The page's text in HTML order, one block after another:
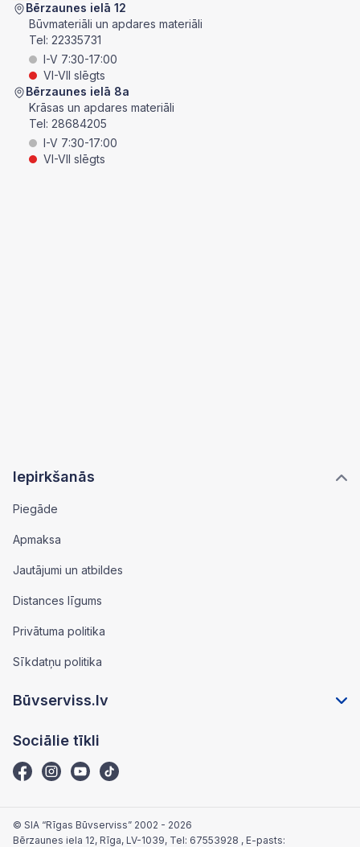
Iepirkšanās
Piegāde
Apmaksa
Jautājumi un atbildes
Distances līgums
Privātuma politika
Sīkdatņu politika
Būvserviss.lv
Sociālie tīkli
Bērzaunes ielā 12
Būvmateriāli un apdares materiāli
Tel: 22335731
I-V 7:30-17:00
VI-VII slēgts
Bērzaunes ielā 8a
Krāsas un apdares materiāli
Tel: 28684205
I-V 7:30-17:00
VI-VII slēgts
© SIA “Rīgas Būvserviss” 2002 - 2026
Bērzaunes iela 12, Rīga, LV-1039, Tel: 67553928 , E-pasts: